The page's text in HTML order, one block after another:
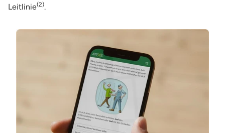
Leitlinie(2).